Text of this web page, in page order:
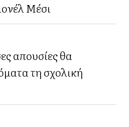
Μέσι
απουσίες θα
τη σχολική